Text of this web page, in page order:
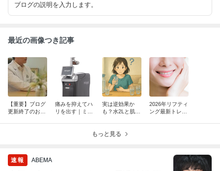
ブログの説明を入力します。
最近の画像つき記事
【重要】ブログ
更新終了のお知
痛みを抑えてハ
リを出す｜ミラ
実は逆効果か
も？水2Lと肌の
2026年リフティ
ング最新トレン
もっと見る
速報 ABEMA